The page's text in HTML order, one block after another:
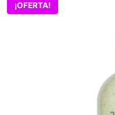
¡OFERTA!